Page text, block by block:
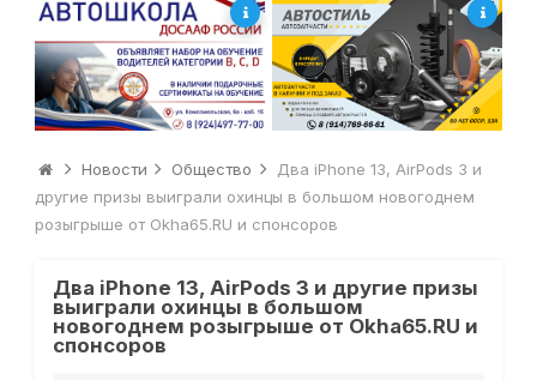
Новости Общество
Два iPhone 13, AirPods 3 и
другие призы выиграли охинцы в большом новогоднем
розыгрыше от Okha65.RU и спонсоров
Два iPhone 13, AirPods 3 и другие призы
выиграли охинцы в большом
новогоднем розыгрыше от Okha65.RU и
спонсоров